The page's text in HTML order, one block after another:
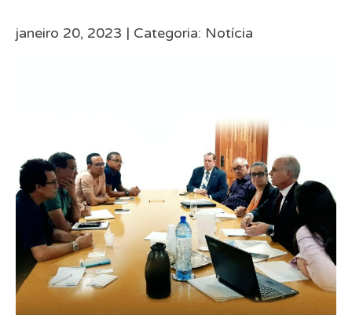
janeiro 20, 2023 | Categoria: Notícia